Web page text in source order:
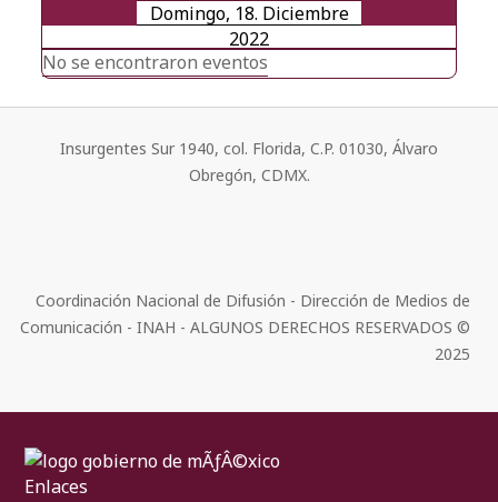
Domingo, 18. Diciembre
2022
No se encontraron eventos
Insurgentes Sur 1940, col. Florida, C.P. 01030, Álvaro
Obregón, CDMX.
Coordinación Nacional de Difusión - Dirección de Medios de
Comunicación - INAH - ALGUNOS DERECHOS RESERVADOS ©
2025
Enlaces